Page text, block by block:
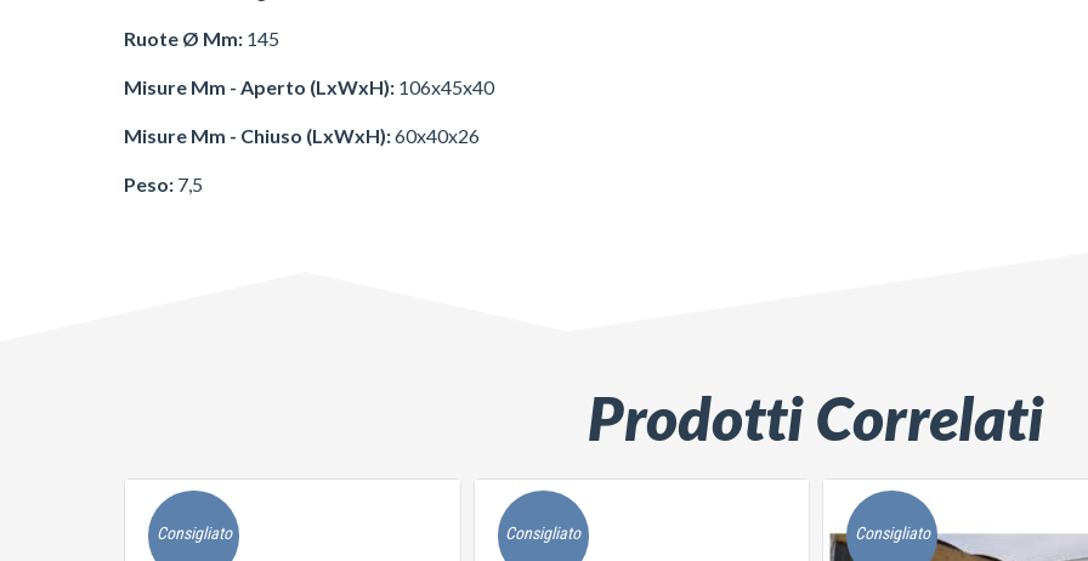
Ruote Ø Mm: 145
Misure Mm - Aperto (LxWxH): 106x45x40
Misure Mm - Chiuso (LxWxH):60x40x26
Peso: 7,5
Prodotti Correlati
Consigliato Consigliato Consigliato